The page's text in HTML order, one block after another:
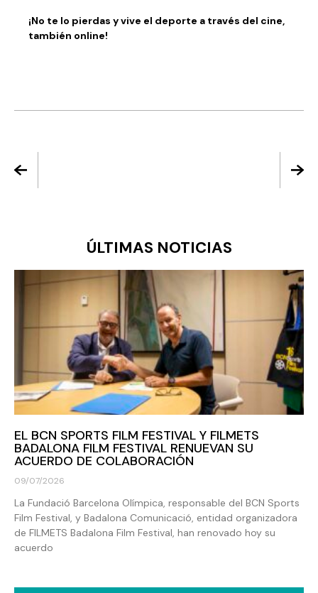
¡No te lo pierdas y vive el deporte a través del cine,
también online!
ÚLTIMAS NOTICIAS
EL BCN SPORTS FILM FESTIVAL Y FILMETS
BADALONA FILM FESTIVAL RENUEVAN SU
ACUERDO DE COLABORACIÓN
09/07/2026
La Fundació Barcelona Olímpica, responsable del BCN Sports
Film Festival, y Badalona Comunicació, entidad organizadora
de FILMETS Badalona Film Festival, han renovado hoy su
acuerdo